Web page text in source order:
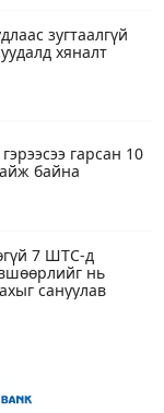
зугтаалгүй
хяналт
гарсан 10
байна
7 ШТС-д
нь
сануулав
хамтын
ярилцжээ